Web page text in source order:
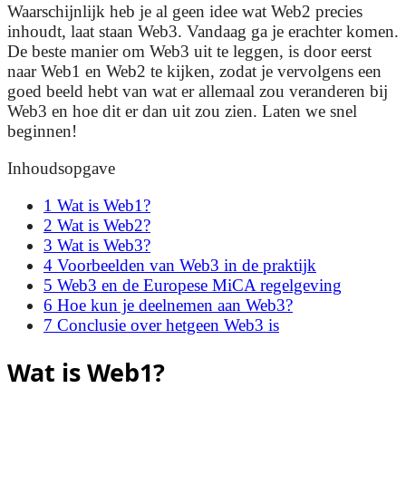
Waarschijnlijk heb je al geen idee wat Web2 precies
inhoudt, laat staan Web3. Vandaag ga je erachter komen.
De beste manier om Web3 uit te leggen, is door eerst
naar Web1 en Web2 te kijken, zodat je vervolgens een
goed beeld hebt van wat er allemaal zou veranderen bij
Web3 en hoe dit er dan uit zou zien. Laten we snel
beginnen!
Inhoudsopgave
1 Wat is Web1?
2 Wat is Web2?
3 Wat is Web3?
4 Voorbeelden van Web3 in de praktijk
5 Web3 en de Europese MiCA regelgeving
6 Hoe kun je deelnemen aan Web3?
7 Conclusie over hetgeen Web3 is
Wat is Web1?